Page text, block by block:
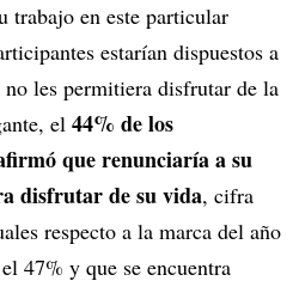
trabajo en este particular
estarían dispuestos a
les permitiera disfrutar de la
el 44% de los
que renunciaría a su
disfrutar de su vida, cifra
respecto a la marca del año
47% y que se encuentra